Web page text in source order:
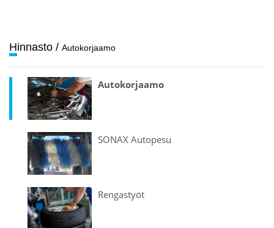
Hinnasto / Auto­korjaamo
Auto­korjaamo
SONAX Autopesu
Rengastyöt